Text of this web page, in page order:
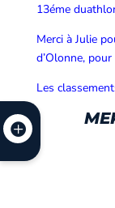
13éme
Merci à Julie
d’Olonne,
Les